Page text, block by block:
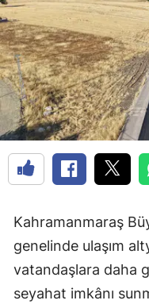
Kahramanmaraş
genelinde ulaşım
vatandaşlara daha
seyahat imkânı